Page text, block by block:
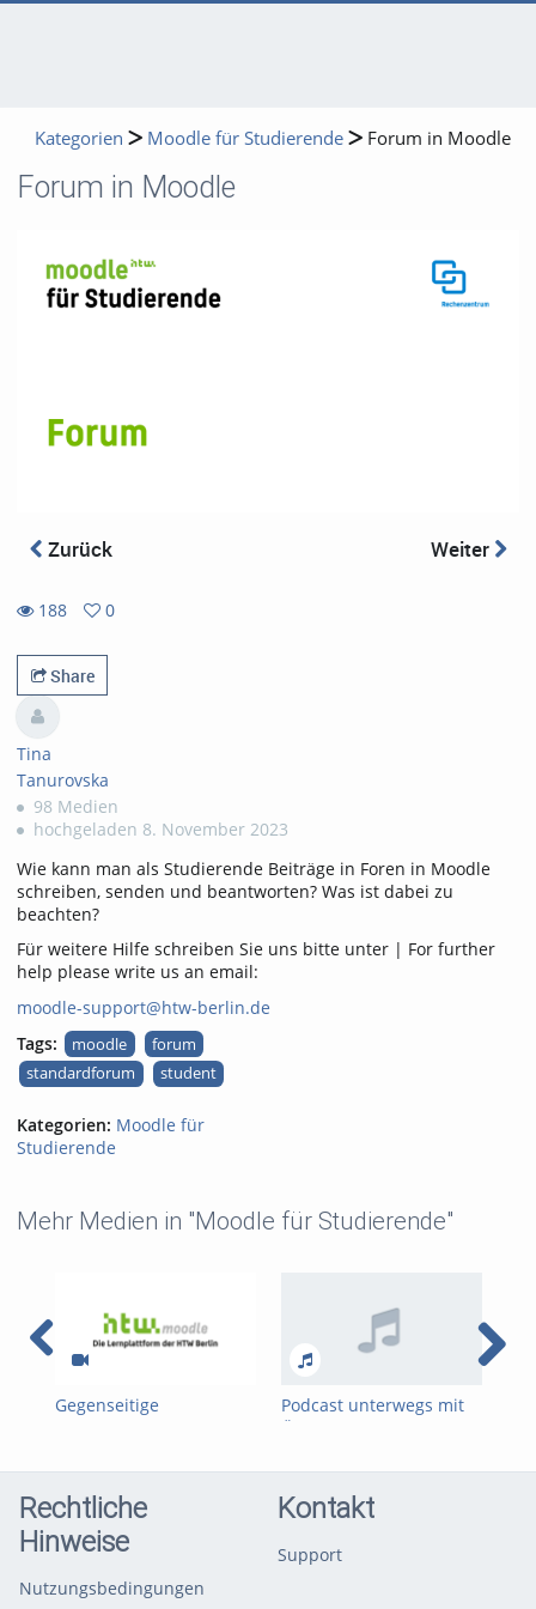
Kategorien Moodle für Studierende Forum in Moodle
Forum in Moodle
Zurück Weiter
188
views
0
favorites
Share
Tina
Tanurovska
98 Medien
hochgeladen 8. November 2023
Wie kann man als Studierende Beiträge in Foren in Moodle
schreiben, senden und beantworten? Was ist dabei zu
beachten?
Für weitere Hilfe schreiben Sie uns bitte unter | For further
help please write us an email:
moodle-support@htw-berlin.de
Tags:
moodle
forum
standardforum
student
Kategorien: Moodle für
Studierende
Mehr Medien in "Moodle für Studierende"
Gegenseitige
Studierendensicht
Podcast unterwegs mit
ÖPNV
Rechtliche
Hinweise
Nutzungsbedingungen
Kontakt
Support